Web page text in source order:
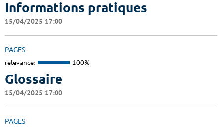
Informations pratiques
15/04/2025 17:00
PAGES
relevance: 100%
Glossaire
15/04/2025 17:00
PAGES